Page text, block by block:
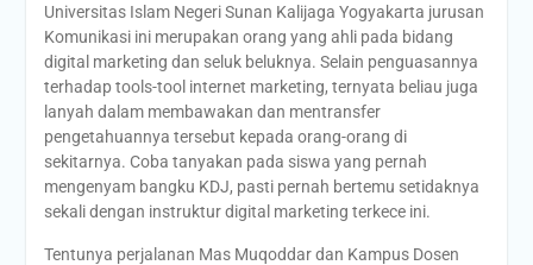
Universitas Islam Negeri Sunan Kalijaga Yogyakarta jurusan
Komunikasi ini merupakan orang yang ahli pada bidang
digital marketing dan seluk beluknya. Selain penguasannya
terhadap tools-tool internet marketing, ternyata beliau juga
lanyah dalam membawakan dan mentransfer
pengetahuannya tersebut kepada orang-orang di
sekitarnya. Coba tanyakan pada siswa yang pernah
mengenyam bangku KDJ, pasti pernah bertemu setidaknya
sekali dengan instruktur digital marketing terkece ini.
Tentunya perjalanan Mas Muqoddar dan Kampus Dosen